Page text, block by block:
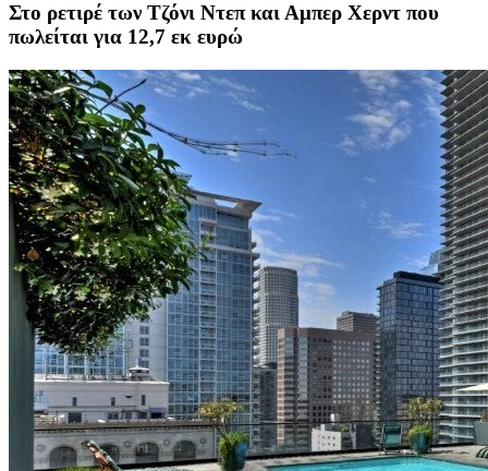
Στο ρετιρέ των Τζόνι Ντεπ και Αμπερ Χερντ που
πωλείται για 12,7 εκ ευρώ